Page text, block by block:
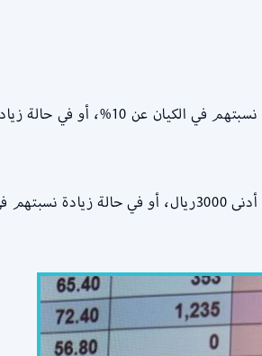
يتم احتساب العمال من الطلاب كنصف عمال في حالة حصولهم على دخل شهري بحد أدنى 1500ريال، أو في حالة زيادة نسبتهم في الكيان عن 10%، أو
يقوم برنامج نطاقات باحتساب العمال من السجناء المفرج عنهم بأثنين من العمال في حالة حصوله على دخل شهري بحد أدنى 3000ريال، أو في حالة زيادة